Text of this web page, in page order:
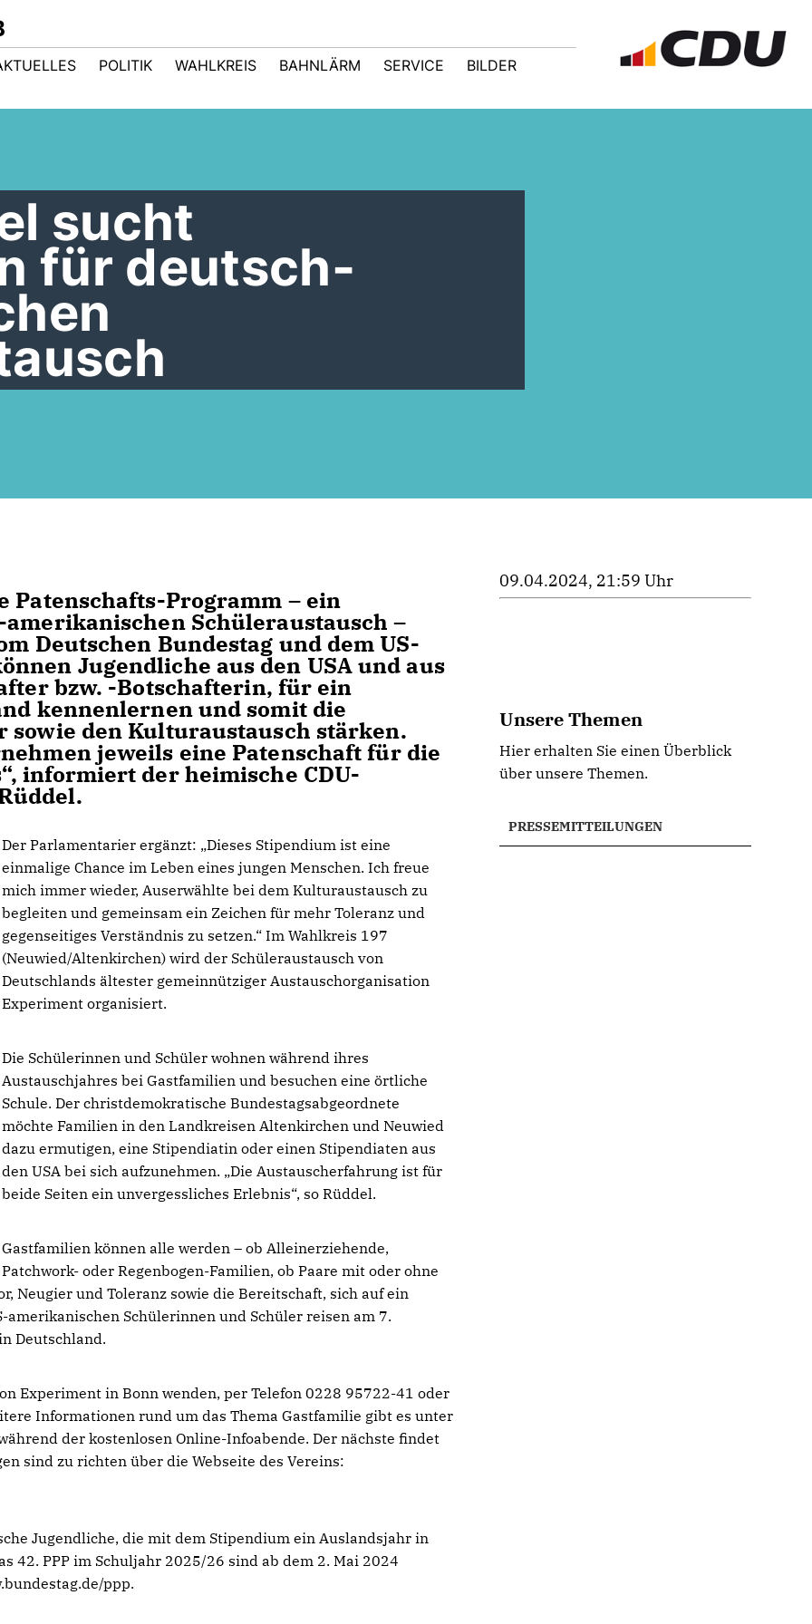
POLITIK WAHLKREIS BAHNLÄRM SERVICE BILDER
sucht
für deutsch-
Patenschafts-Programm – ein
Schüleraustausch –
Deutschen Bundestag und dem US-
Jugendliche aus den USA und aus
bzw. -Botschafterin, für ein
kennenlernen und somit die
sowie den Kulturaustausch stärken.
jeweils eine Patenschaft für die
informiert der heimische CDU-
Der Parlamentarier ergänzt: „Dieses Stipendium ist eine
einmalige Chance im Leben eines jungen Menschen. Ich freue
mich immer wieder, Auserwählte bei dem Kulturaustausch zu
begleiten und gemeinsam ein Zeichen für mehr Toleranz und
gegenseitiges Verständnis zu setzen.“ Im Wahlkreis 197
(Neuwied/Altenkirchen) wird der Schüleraustausch von
Deutschlands ältester gemeinnütziger Austauschorganisation
Experiment organisiert.
Die Schülerinnen und Schüler wohnen während ihres
Austauschjahres bei Gastfamilien und besuchen eine örtliche
Schule. Der christdemokratische Bundestagsabgeordnete
möchte Familien in den Landkreisen Altenkirchen und Neuwied
dazu ermutigen, eine Stipendiatin oder einen Stipendiaten aus
den USA bei sich aufzunehmen. „Die Austauscherfahrung ist für
beide Seiten ein unvergessliches Erlebnis“, so Rüddel.
Gastfamilien können alle werden – ob Alleinerziehende,
Patchwork- oder Regenbogen-Familien, ob Paare mit oder ohne
Neugier und Toleranz sowie die Bereitschaft, sich auf ein
Schülerinnen und Schüler reisen am 7.
Deutschland.
Experiment in Bonn wenden, per Telefon 0228 95722-41 oder
Informationen rund um das Thema Gastfamilie gibt es unter
der kostenlosen Online-Infoabende. Der nächste findet
sind zu richten über die Webseite des Vereins:
Jugendliche, die mit dem Stipendium ein Auslandsjahr in
42. PPP im Schuljahr 2025/26 sind ab dem 2. Mai 2024
ppp.
09.04.2024, 21:59 Uhr
Unsere Themen
Hier erhalten Sie einen Überblick
über unsere Themen.
PRESSEMITTEILUNGEN